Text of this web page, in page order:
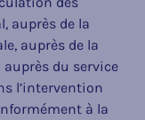
auprès de la
auprès de la
du service
l’intervention
à la